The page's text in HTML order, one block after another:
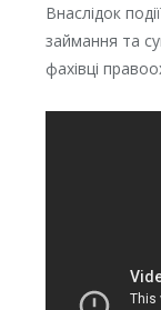
Внаслідок
займання та
фахівці